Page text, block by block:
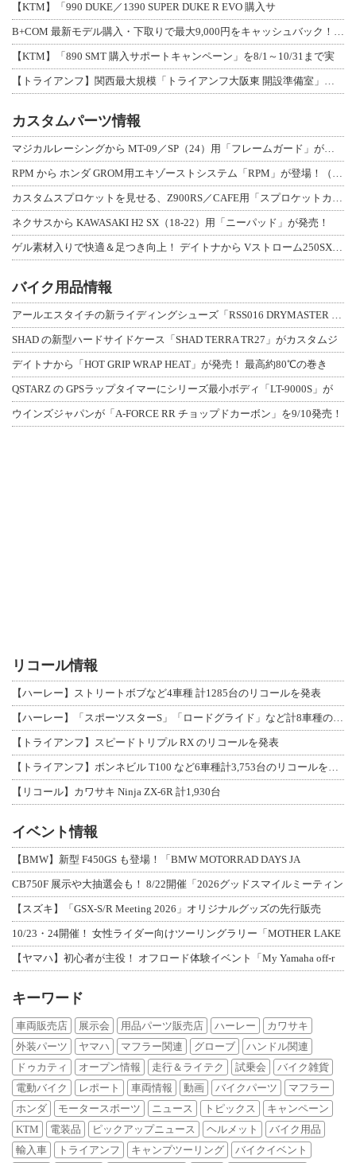
【KTM】「990 DUKE／1390 SUPER DUKE R EVO 購入サ
【KTM】「890 SMT 購入サポートキャンペーン」を8/1～10/31まで実
カスタムパーツ情報
ネクサスから KAWASAKI H2 SX（18-22）用「ニーパッド」が発売！
バイク用品情報
SHAD の新型ハードサイドケース「SHAD TERRA TR27」がカスタムジ
デイトナから「HOT GRIP WRAP HEAT」が発売！ 最高約80℃の巻き
QSTARZ の GPSラップタイマーにシリーズ最小ボディ「LT-9000S」が
ウインズジャパンが「A-FORCE RR チョップドカーボン」を9/10発売！
リコール情報
【ハーレー】ストリートボブなど4車種 計1285台のリコールを発表
【トライアンフ】スピードトリプル RX のリコールを発表
【リコール】カワサキ Ninja ZX-6R 計1,930台
イベント情報
【BMW】新型 F450GS も登場！「BMW MOTORRAD DAYS JA
CB750F 展示や大抽選会も！ 8/22開催「2026グッドスマイルミーティン
【スズキ】「GSX-S/R Meeting 2026」オリジナルグッズの先行販売
10/23・24開催！ 女性ライダー向けツーリングラリー「MOTHER LAKE
【ヤマハ】初心者が主役！ オフロード体験イベント「My Yamaha off-r
キーワード
車両販売店 展示会 用品パーツ販売店 ハーレー
カワサキ
外装パーツ
ヤマハ マフラー関連 グローブ
ハンドル関連
ドゥカティ
オープン情報 走行＆ライテク 試乗会
バイク雑貨
電動バイク
レポート 車両情報 動画 バイクパーツ
マフラー
ホンダ
モータースポーツ ニュース トピックス
キャンペーン
KTM
電装品 ピックアップニュース ヘルメット
バイク用品
輸入車
トライアンフ キャンプツーリング バイクイベント